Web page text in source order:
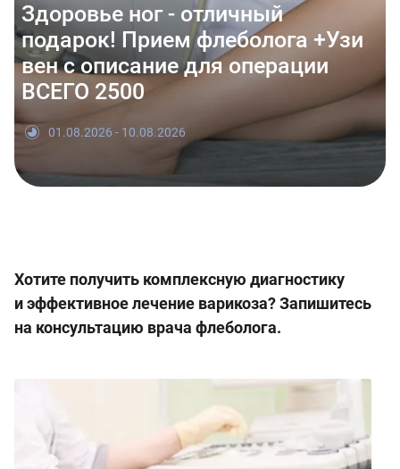
Здоровье ног - отличный
подарок! Прием флеболога +Узи
вен с описание для операции
ВСЕГО 2500
01.08.2026 - 10.08.2026
Хотите получить комплексную диагностику
и эффективное лечение варикоза? Запишитесь
на консультацию врача флеболога.